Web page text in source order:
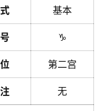
基本
♑️
第二宫
无